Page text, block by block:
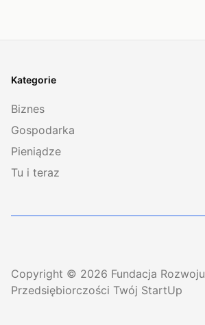
Kategorie
Biznes
Gospodarka
Pieniądze
Tu i teraz
Copyright © 2026 Fundacja Rozwoju
Przedsiębiorczości Twój StartUp